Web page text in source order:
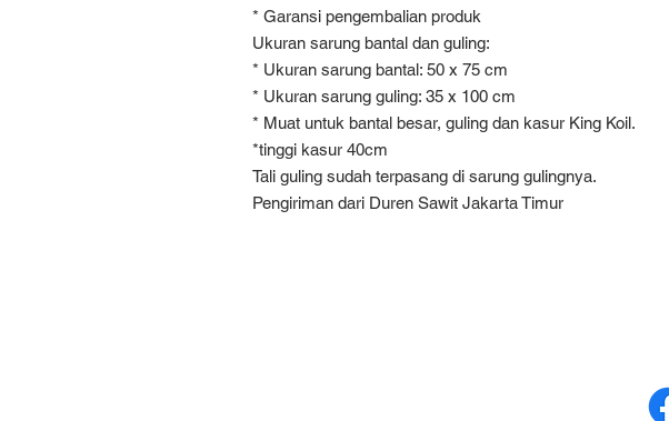
* Garansi pengembalian produk
Ukuran sarung bantal dan guling:
* Ukuran sarung bantal: 50 x 75 cm
* Ukuran sarung guling: 35 x 100 cm
* Muat untuk bantal besar, guling dan kasur King Koil.
*tinggi kasur 40cm
Tali guling sudah terpasang di sarung gulingnya.
Pengiriman dari Duren Sawit Jakarta Timur